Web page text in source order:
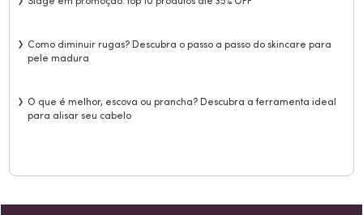
Como diminuir rugas? Descubra o passo a passo do skincare para
pele madura
O que é melhor, escova ou prancha? Descubra a ferramenta ideal
para alisar seu cabelo